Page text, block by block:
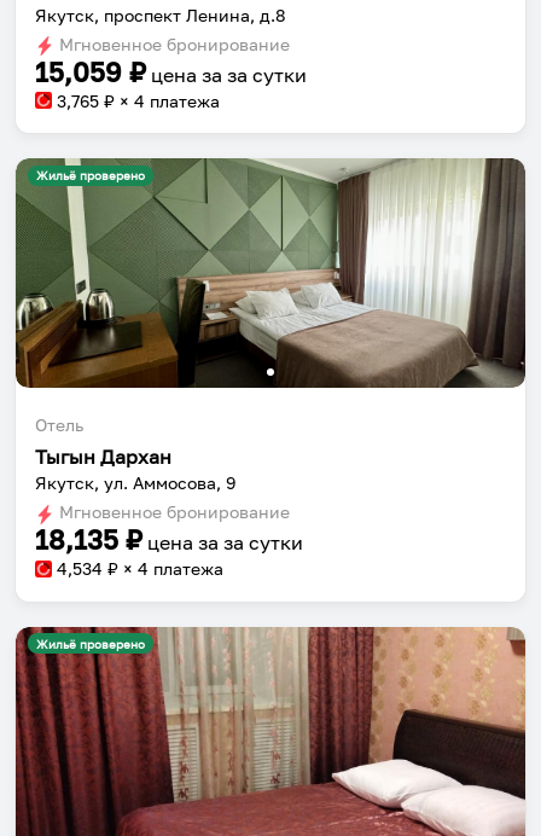
Якутск, проспект Ленина, д.8
Мгновенное бронирование
15,059 ₽ цена за за сутки
3,765 ₽ × 4 платежа
Жильё проверено
Отель
Тыгын Дархан
Якутск, ул. Аммосова, 9
Мгновенное бронирование
18,135 ₽ цена за за сутки
4,534 ₽ × 4 платежа
Жильё проверено